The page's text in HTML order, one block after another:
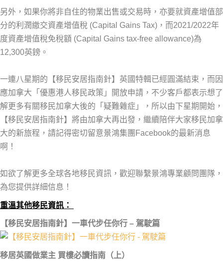
另外，如果你將非自住的物業出售或交易時，亦要就資產增值部
分的利潤繳交資產增值稅 (Capital Gains Tax)，而2021/2022年
度資產增值稅免稅額 (Capital Gains tax-free allowance)為
12,300英鎊。
一連八星期的【移民安居指南針】英國特輯已經圓滿結束，而因
應加拿大「優惠港人移民政策」開放申請，不少客戶都表示想了
解更多有關移民加拿大後的「疑難雜症」，所以由下星期開始，
【移民安居指南針】將由加拿大再出發，繼續陪伴大家移民加拿
大的新旅程，請記得密切留意景鴻集團Facebook的最新消息
啊！
如欲了解更多全球各地移民資訊，歡迎聯繫景鴻專業顧問團隊，
為您提供詳細信息！
重溫其他移民資訊：
【移民安居指南針】一車代步任你行 – 駕駛篇
移居英國做業主 買樓必讀指南（上）